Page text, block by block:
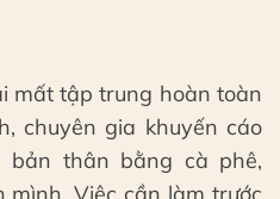
mất tập trung hoàn toàn
chuyên gia khuyến cáo
bản thân bằng cà phê,